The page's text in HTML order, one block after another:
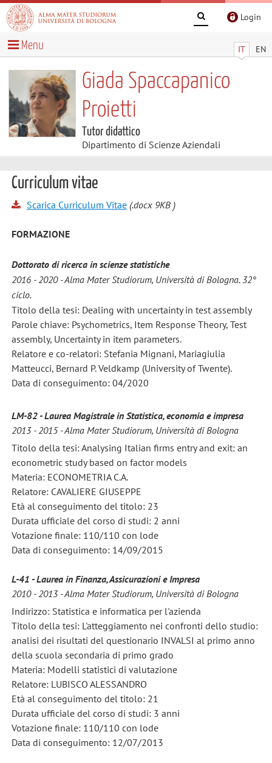
Login
IT EN
Menu
Giada Spaccapanico
Proietti
Tutor didattico
Dipartimento di Scienze Aziendali
Curriculum vitae
Scarica Curriculum Vitae(.docx 9KB )
FORMAZIONE
Dottorato di ricerca in scienze statistiche
2016 - 2020 - Alma Mater Studiorum, Università di Bologna. 32°
ciclo.
Titolo della tesi: Dealing with uncertainty in test assembly
Parole chiave: Psychometrics, Item Response Theory, Test
assembly, Uncertainty in item parameters.
Relatore e co-relatori: Stefania Mignani, Mariagiulia
Matteucci, Bernard P. Veldkamp (University of Twente).
Data di conseguimento: 04/2020
LM-82 - Laurea Magistrale in Statistica, economia e impresa
2013 - 2015 - Alma Mater Studiorum, Università di Bologna
Titolo della tesi: Analysing Italian firms entry and exit: an
econometric study based on factor models
Materia: ECONOMETRIA C.A.
Relatore: CAVALIERE GIUSEPPE
Età al conseguimento del titolo: 23
Durata ufficiale del corso di studi: 2 anni
Votazione finale: 110/110 con lode
Data di conseguimento: 14/09/2015
L-41 - Laurea in Finanza, Assicurazioni e Impresa
2010 - 2013 - Alma Mater Studiorum, Università di Bologna
Indirizzo: Statistica e informatica per l'azienda
Titolo della tesi: L'atteggiamento nei confronti dello studio:
analisi dei risultati del questionario INVALSI al primo anno
della scuola secondaria di primo grado
Materia: Modelli statistici di valutazione
Relatore: LUBISCO ALESSANDRO
Età al conseguimento del titolo: 21
Durata ufficiale del corso di studi: 3 anni
Votazione finale: 110/110 con lode
Data di conseguimento: 12/07/2013